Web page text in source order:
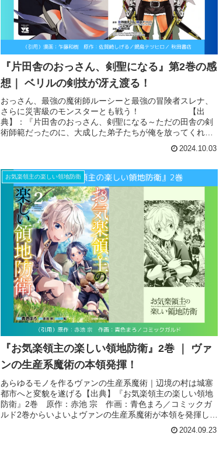
『片田舎のおっさん、剣聖になる』第2巻の感
想｜ ベリルの剣技が冴え渡る！
おっさん、最強の魔術師ルーシーと最強の冒険者スレナ、
さらに災害級のモンスターとも戦う！ 【出
典】：『片田舎のおっさん、剣聖になる～ただの田舎の剣
術師範だったのに、大成した弟子たちが俺を放ってくれな
2024.10.03
お気楽領主の楽しい領地防衛
『お気楽領主の楽しい領地防衛』2巻 ｜ ヴァ
ンの生産系魔術の本領発揮！
あらゆるモノを作るヴァンの生産系魔術｜辺境の村は城塞
都市へと変貌を遂げる【出典】『お気楽領主の楽しい領地
防衛』2巻 原作：赤池 宗 作画：青色まろ／コミックガ
ルド2巻からいよいよヴァンの生産系魔術が本領を発揮しま
2024.09.23